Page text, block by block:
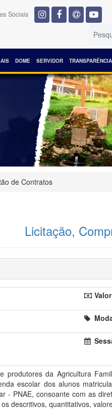
Sociais
DOME SERVIDOR TRANSPARÊNCIA
de Contratos
Licitação,
produtores da Agricultura
escolar dos alunos
- PNAE, consoante com as
descritivos, quantitativos,